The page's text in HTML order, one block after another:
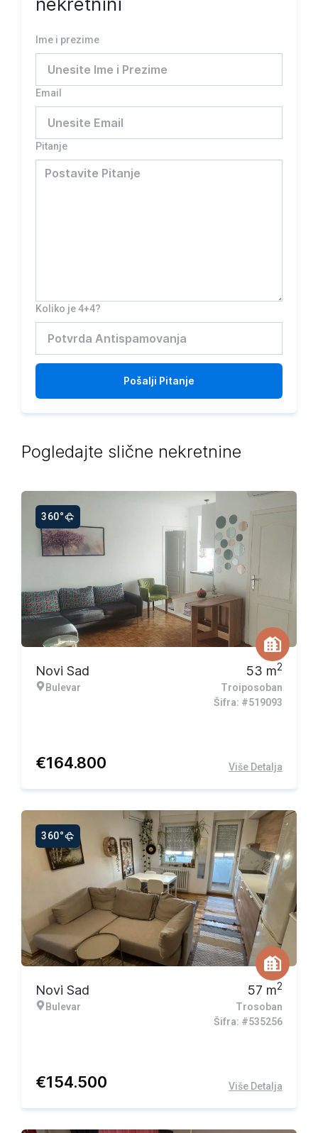
Ime i prezime
Email
Pitanje
Koliko je 4+4?
Pošalji Pitanje
Pogledajte slične nekretnine
360°
Novi Sad
Bulevar
53 m2
Troiposoban
Šifra: #519093
€164.800 Više Detalja
360°
Novi Sad
Bulevar
57 m2
Trosoban
Šifra: #535256
€154.500 Više Detalja